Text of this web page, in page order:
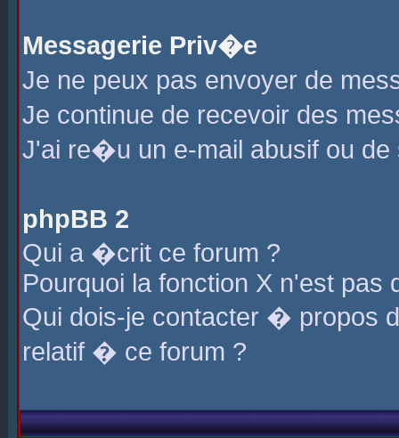
Messagerie Priv�e
Je ne peux pas envoyer de
Je continue de recevoir des
J'ai re�u un e-mail abusif ou de
phpBB 2
Qui a �crit ce forum ?
Pourquoi la fonction X n'est pas
Qui dois-je contacter � propos
relatif � ce forum ?